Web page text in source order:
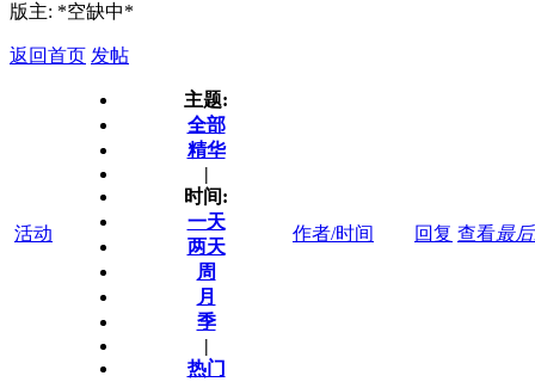
版主: *空缺中*
返回首页 发帖
活动
主题:
全部
精华
|
时间:
一天
两天
周
月
季
|
热门
作者/时间 回复 查看最